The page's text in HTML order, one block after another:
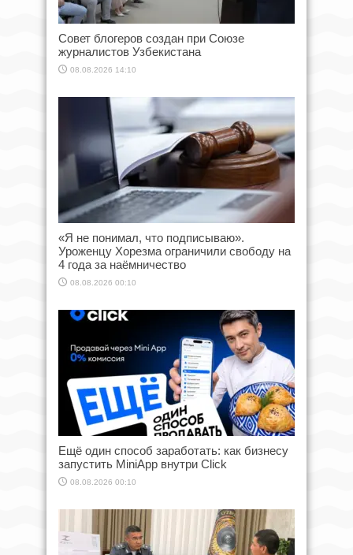
Совет блогеров создан при Союзе
журналистов Узбекистана
08.08.2026 14:10
«Я не понимал, что подписываю».
Уроженцу Хорезма ограничили свободу на
4 года за наёмничество
08.08.2026 00:10
Ещё один способ заработать: как бизнесу
запустить MiniApp внутри Click
08.08.2026 00:10